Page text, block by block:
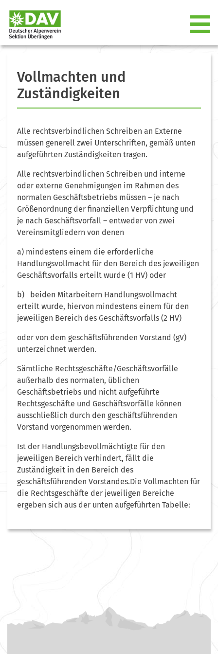
Vollmachten und
Zuständigkeiten
Alle rechtsverbindlichen Schreiben an Externe
müssen generell zwei Unterschriften, gemäß unten
aufgeführten Zuständigkeiten tragen.
Alle rechtsverbindlichen Schreiben und interne
oder externe Genehmigungen im Rahmen des
normalen Geschäftsbetriebs müssen – je nach
Größenordnung der finanziellen Verpflichtung und
je nach Geschäftsvorfall – entweder von zwei
Vereinsmitgliedern von denen
a) mindestens einem die erforderliche
Handlungsvollmacht für den Bereich des jeweiligen
Geschäftsvorfalls erteilt wurde (1 HV) oder
b) beiden Mitarbeitern Handlungsvollmacht
erteilt wurde, hiervon mindestens einem für den
jeweiligen Bereich des Geschäftsvorfalls (2 HV)
oder von dem geschäftsführenden Vorstand (gV)
unterzeichnet werden.
Sämtliche Rechtsgeschäfte/Geschäftsvorfälle
außerhalb des normalen, üblichen
Geschäftsbetriebs und nicht aufgeführte
Rechtsgeschäfte und Geschäftsvorfälle können
ausschließlich durch den geschäftsführenden
Vorstand vorgenommen werden.
Ist der Handlungsbevollmächtigte für den
jeweiligen Bereich verhindert, fällt die
Zuständigkeit in den Bereich des
geschäftsführenden Vorstandes.Die Vollmachten für
die Rechtsgeschäfte der jeweiligen Bereiche
ergeben sich aus der unten aufgeführten Tabelle: